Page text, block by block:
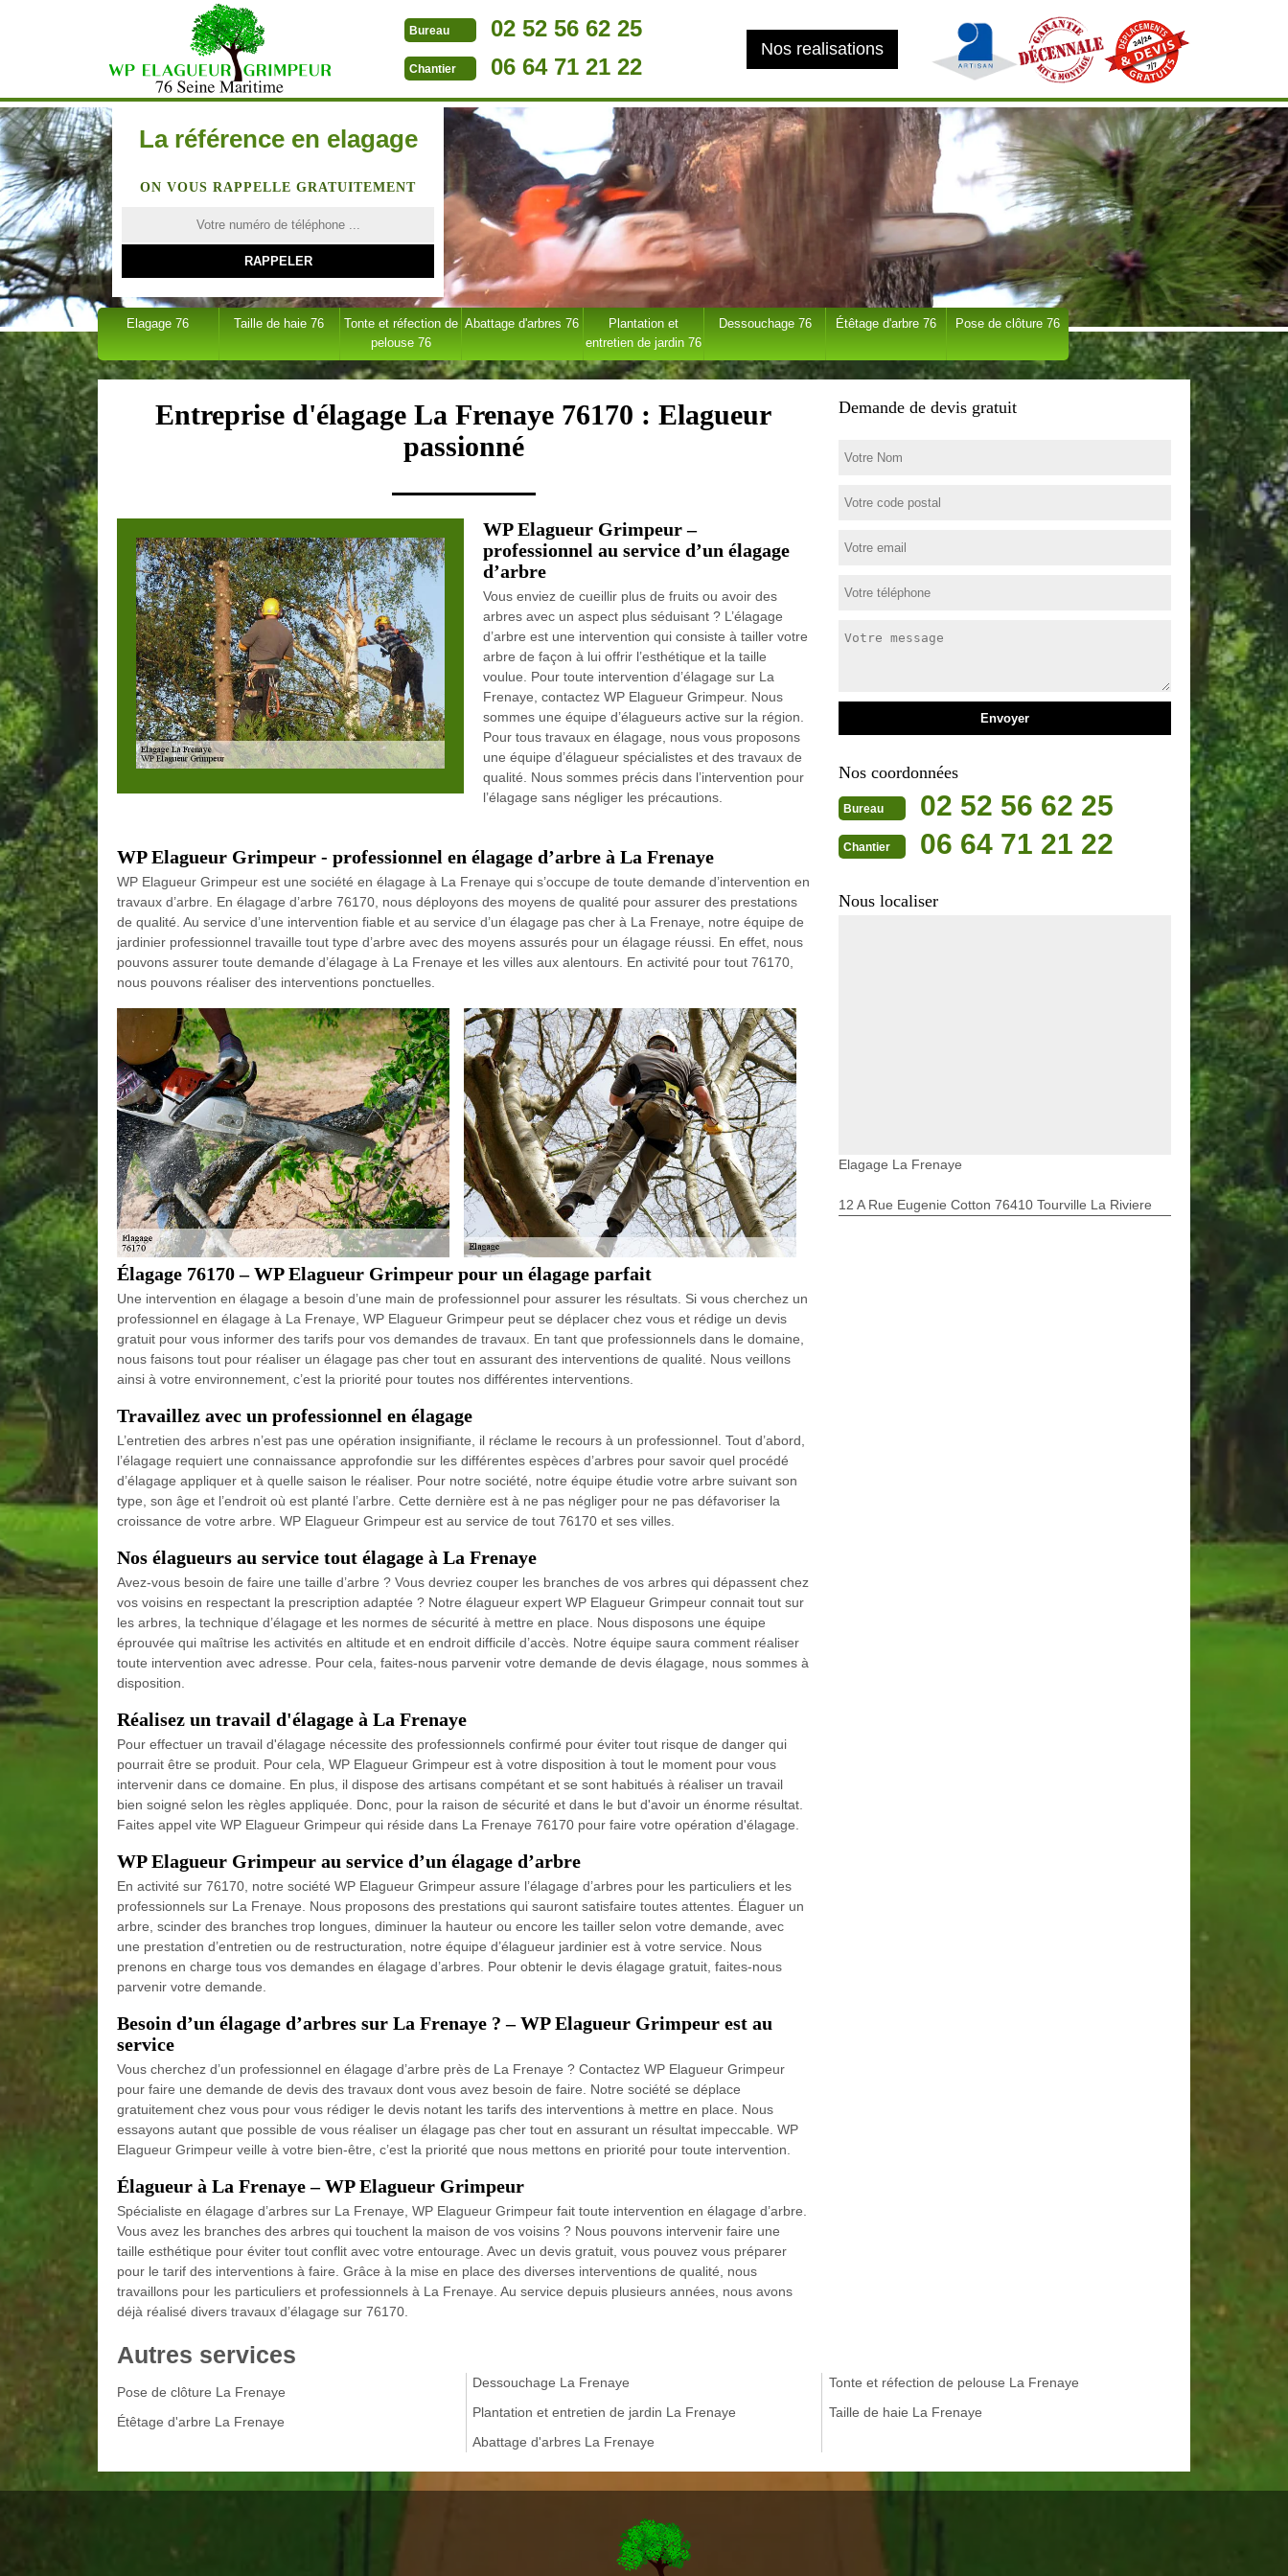
Bureau 02 52 56 62 25
Chantier 06 64 71 21 22
Nos realisations
La référence en elagage
ON VOUS RAPPELLE GRATUITEMENT
Elagage 76 Taille de haie 76
Tonte et réfection de
pelouse 76
Abattage d'arbres 76
Plantation et
entretien de jardin 76
Dessouchage 76 Étêtage d'arbre 76 Pose de clôture 76
Entreprise d'élagage La Frenaye 76170 : Elagueur
passionné
WP Elagueur Grimpeur –
professionnel au service d’un élagage
d’arbre
Vous enviez de cueillir plus de fruits ou avoir des
arbres avec un aspect plus séduisant ? L’élagage
d’arbre est une intervention qui consiste à tailler votre
arbre de façon à lui offrir l’esthétique et la taille
voulue. Pour toute intervention d’élagage sur La
Frenaye, contactez WP Elagueur Grimpeur. Nous
sommes une équipe d’élagueurs active sur la région.
Pour tous travaux en élagage, nous vous proposons
une équipe d’élagueur spécialistes et des travaux de
qualité. Nous sommes précis dans l’intervention pour
l’élagage sans négliger les précautions.
WP Elagueur Grimpeur - professionnel en élagage d’arbre à La Frenaye
WP Elagueur Grimpeur est une société en élagage à La Frenaye qui s’occupe de toute demande d’intervention en
travaux d’arbre. En élagage d’arbre 76170, nous déployons des moyens de qualité pour assurer des prestations
de qualité. Au service d’une intervention fiable et au service d’un élagage pas cher à La Frenaye, notre équipe de
jardinier professionnel travaille tout type d’arbre avec des moyens assurés pour un élagage réussi. En effet, nous
pouvons assurer toute demande d’élagage à La Frenaye et les villes aux alentours. En activité pour tout 76170,
nous pouvons réaliser des interventions ponctuelles.
Élagage 76170 – WP Elagueur Grimpeur pour un élagage parfait
Une intervention en élagage a besoin d’une main de professionnel pour assurer les résultats. Si vous cherchez un
professionnel en élagage à La Frenaye, WP Elagueur Grimpeur peut se déplacer chez vous et rédige un devis
gratuit pour vous informer des tarifs pour vos demandes de travaux. En tant que professionnels dans le domaine,
nous faisons tout pour réaliser un élagage pas cher tout en assurant des interventions de qualité. Nous veillons
ainsi à votre environnement, c’est la priorité pour toutes nos différentes interventions.
Travaillez avec un professionnel en élagage
L’entretien des arbres n’est pas une opération insignifiante, il réclame le recours à un professionnel. Tout d’abord,
l’élagage requiert une connaissance approfondie sur les différentes espèces d’arbres pour savoir quel procédé
d’élagage appliquer et à quelle saison le réaliser. Pour notre société, notre équipe étudie votre arbre suivant son
type, son âge et l’endroit où est planté l’arbre. Cette dernière est à ne pas négliger pour ne pas défavoriser la
croissance de votre arbre. WP Elagueur Grimpeur est au service de tout 76170 et ses villes.
Nos élagueurs au service tout élagage à La Frenaye
Avez-vous besoin de faire une taille d’arbre ? Vous devriez couper les branches de vos arbres qui dépassent chez
vos voisins en respectant la prescription adaptée ? Notre élagueur expert WP Elagueur Grimpeur connait tout sur
les arbres, la technique d’élagage et les normes de sécurité à mettre en place. Nous disposons une équipe
éprouvée qui maîtrise les activités en altitude et en endroit difficile d’accès. Notre équipe saura comment réaliser
toute intervention avec adresse. Pour cela, faites-nous parvenir votre demande de devis élagage, nous sommes à
disposition.
Réalisez un travail d'élagage à La Frenaye
Pour effectuer un travail d'élagage nécessite des professionnels confirmé pour éviter tout risque de danger qui
pourrait être se produit. Pour cela, WP Elagueur Grimpeur est à votre disposition à tout le moment pour vous
intervenir dans ce domaine. En plus, il dispose des artisans compétant et se sont habitués à réaliser un travail
bien soigné selon les règles appliquée. Donc, pour la raison de sécurité et dans le but d'avoir un énorme résultat.
Faites appel vite WP Elagueur Grimpeur qui réside dans La Frenaye 76170 pour faire votre opération d'élagage.
WP Elagueur Grimpeur au service d’un élagage d’arbre
En activité sur 76170, notre société WP Elagueur Grimpeur assure l’élagage d’arbres pour les particuliers et les
professionnels sur La Frenaye. Nous proposons des prestations qui sauront satisfaire toutes attentes. Élaguer un
arbre, scinder des branches trop longues, diminuer la hauteur ou encore les tailler selon votre demande, avec
une prestation d’entretien ou de restructuration, notre équipe d’élagueur jardinier est à votre service. Nous
prenons en charge tous vos demandes en élagage d’arbres. Pour obtenir le devis élagage gratuit, faites-nous
parvenir votre demande.
Besoin d’un élagage d’arbres sur La Frenaye ? – WP Elagueur Grimpeur est au
service
Vous cherchez d’un professionnel en élagage d’arbre près de La Frenaye ? Contactez WP Elagueur Grimpeur
pour faire une demande de devis des travaux dont vous avez besoin de faire. Notre société se déplace
gratuitement chez vous pour vous rédiger le devis notant les tarifs des interventions à mettre en place. Nous
essayons autant que possible de vous réaliser un élagage pas cher tout en assurant un résultat impeccable. WP
Elagueur Grimpeur veille à votre bien-être, c’est la priorité que nous mettons en priorité pour toute intervention.
Élagueur à La Frenaye – WP Elagueur Grimpeur
Spécialiste en élagage d’arbres sur La Frenaye, WP Elagueur Grimpeur fait toute intervention en élagage d’arbre.
Vous avez les branches des arbres qui touchent la maison de vos voisins ? Nous pouvons intervenir faire une
taille esthétique pour éviter tout conflit avec votre entourage. Avec un devis gratuit, vous pouvez vous préparer
pour le tarif des interventions à faire. Grâce à la mise en place des diverses interventions de qualité, nous
travaillons pour les particuliers et professionnels à La Frenaye. Au service depuis plusieurs années, nous avons
déjà réalisé divers travaux d’élagage sur 76170.
Demande de devis gratuit
Nos coordonnées
Bureau 02 52 56 62 25
Chantier 06 64 71 21 22
Nous localiser
Elagage La Frenaye
12 A Rue Eugenie Cotton 76410 Tourville La Riviere
Autres services
Pose de clôture La Frenaye
Étêtage d'arbre La Frenaye
Dessouchage La Frenaye
Plantation et entretien de jardin La Frenaye
Abattage d'arbres La Frenaye
Tonte et réfection de pelouse La Frenaye
Taille de haie La Frenaye